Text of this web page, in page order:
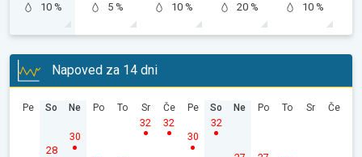
10 %
5 %
10 %
20 %
10 %
Napoved za 14 dni
Pe So
28
Ne
30
Po To Sr
32
Če
32
Pe
30
So
32
Ne Po To Sr Če